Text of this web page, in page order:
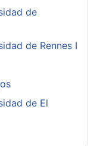
de
de Rennes I
de El